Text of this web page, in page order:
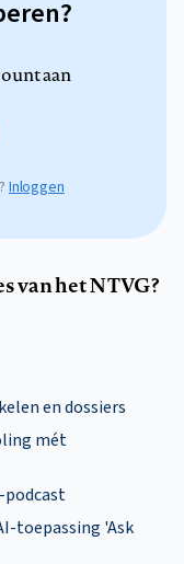
aan
Inloggen
van het NTVG?
en dossiers
mét
podcast
toepassing 'Ask